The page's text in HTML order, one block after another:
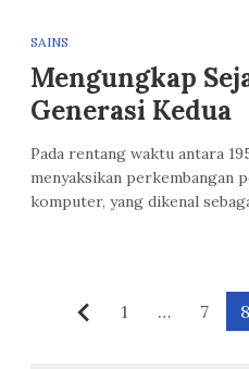
SAINS
Mengungkap
Generasi Kedua
Pada rentang waktu antara
menyaksikan perkembangan
komputer, yang dikenal
PaginasiSebelumnya
1 … 7 8